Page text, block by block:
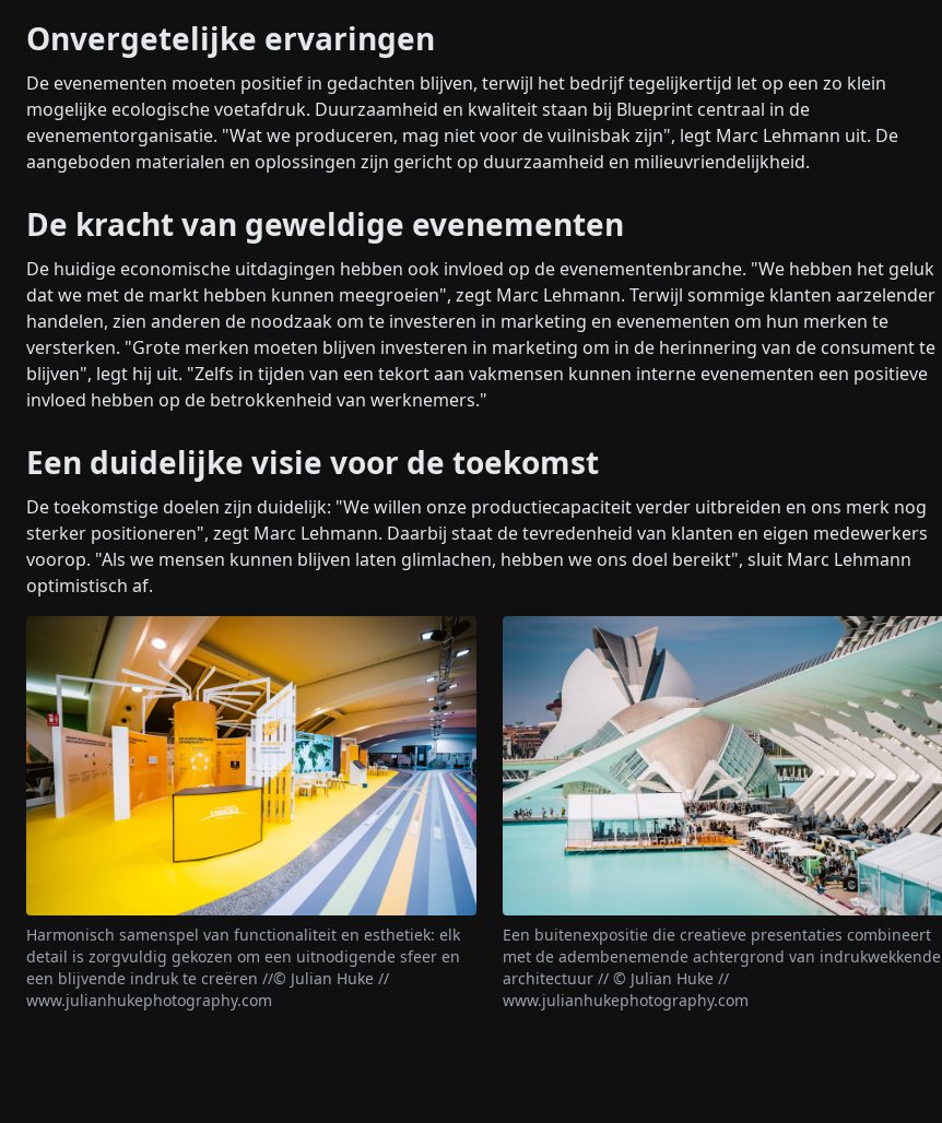
Onvergetelijke ervaringen
De evenementen moeten positief in gedachten blijven, terwijl het bedrijf tegelijkertijd let op een zo klein
mogelijke ecologische voetafdruk. Duurzaamheid en kwaliteit staan bij Blueprint centraal in de
evenementorganisatie. "Wat we produceren, mag niet voor de vuilnisbak zijn", legt Marc Lehmann uit. De
aangeboden materialen en oplossingen zijn gericht op duurzaamheid en milieuvriendelijkheid.
De kracht van geweldige evenementen
De huidige economische uitdagingen hebben ook invloed op de evenementenbranche. "We hebben het geluk
dat we met de markt hebben kunnen meegroeien", zegt Marc Lehmann. Terwijl sommige klanten aarzelender
handelen, zien anderen de noodzaak om te investeren in marketing en evenementen om hun merken te
versterken. "Grote merken moeten blijven investeren in marketing om in de herinnering van de consument te
blijven", legt hij uit. "Zelfs in tijden van een tekort aan vakmensen kunnen interne evenementen een positieve
invloed hebben op de betrokkenheid van werknemers."
Een duidelijke visie voor de toekomst
De toekomstige doelen zijn duidelijk: "We willen onze productiecapaciteit verder uitbreiden en ons merk nog
sterker positioneren", zegt Marc Lehmann. Daarbij staat de tevredenheid van klanten en eigen medewerkers
voorop. "Als we mensen kunnen blijven laten glimlachen, hebben we ons doel bereikt", sluit Marc Lehmann
optimistisch af.
Harmonisch samenspel van functionaliteit en esthetiek: elk
detail is zorgvuldig gekozen om een uitnodigende sfeer en
een blijvende indruk te creëren //© Julian Huke //
www.julianhukephotography.com
Een buitenexpositie die creatieve presentaties combineert
met de adembenemende achtergrond van indrukwekkende
architectuur // © Julian Huke //
www.julianhukephotography.com